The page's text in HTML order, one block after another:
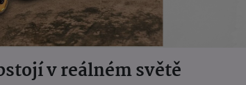
v reálném světě